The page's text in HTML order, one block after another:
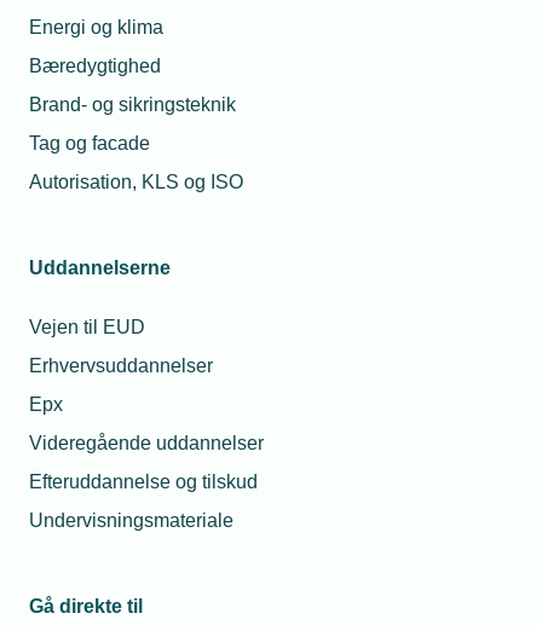
Energi og klima
Bæredygtighed
Brand- og sikringsteknik
Tag og facade
Autorisation, KLS og ISO
Uddannelserne
Vejen til EUD
Erhvervsuddannelser
Epx
Videregående uddannelser
Efteruddannelse og tilskud
Undervisningsmateriale
Gå direkte til